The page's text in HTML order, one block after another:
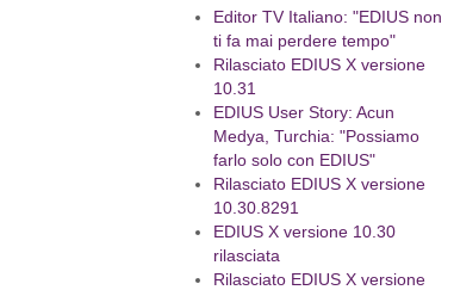
Editor TV Italiano: "EDIUS non
ti fa mai perdere tempo"
Rilasciato EDIUS X versione
10.31
EDIUS User Story: Acun
Medya, Turchia: "Possiamo
farlo solo con EDIUS"
Rilasciato EDIUS X versione
10.30.8291
EDIUS X versione 10.30
rilasciata
Rilasciato EDIUS X versione